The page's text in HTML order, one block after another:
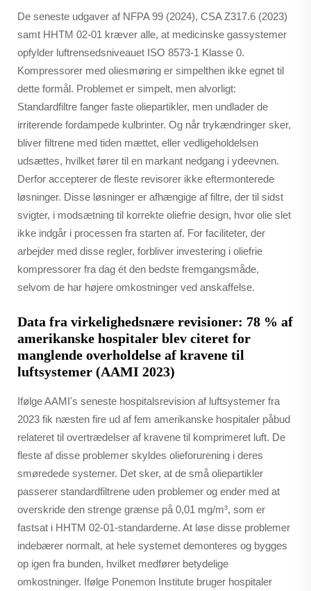
De seneste udgaver af NFPA 99 (2024), CSA Z317.6 (2023)
samt HHTM 02-01 kræver alle, at medicinske gassystemer
opfylder luftrensedsniveauet ISO 8573-1 Klasse 0.
Kompressorer med oliesmøring er simpelthen ikke egnet til
dette formål. Problemet er simpelt, men alvorligt:
Standardfiltre fanger faste oliepartikler, men undlader de
irriterende fordampede kulbrinter. Og når trykændringer sker,
bliver filtrene med tiden mættet, eller vedligeholdelsen
udsættes, hvilket fører til en markant nedgang i ydeevnen.
Derfor accepterer de fleste revisorer ikke eftermonterede
løsninger. Disse løsninger er afhængige af filtre, der til sidst
svigter, i modsætning til korrekte oliefrie design, hvor olie slet
ikke indgår i processen fra starten af. For faciliteter, der
arbejder med disse regler, forbliver investering i oliefrie
kompressorer fra dag ét den bedste fremgangsmåde,
selvom de har højere omkostninger ved anskaffelse.
Data fra virkelighedsnære revisioner: 78 % af
amerikanske hospitaler blev citeret for
manglende overholdelse af kravene til
luftsystemer (AAMI 2023)
Ifølge AAMI's seneste hospitalsrevision af luftsystemer fra
2023 fik næsten fire ud af fem amerikanske hospitaler påbud
relateret til overtrædelser af kravene til komprimeret luft. De
fleste af disse problemer skyldes olieforurening i deres
smøredede systemer. Det sker, at de små oliepartikler
passerer standardfiltrene uden problemer og ender med at
overskride den strenge grænse på 0,01 mg/m³, som er
fastsat i HHTM 02-01-standarderne. At løse disse problemer
indebærer normalt, at hele systemet demonteres og bygges
op igen fra bunden, hvilket medfører betydelige
omkostninger. Ifølge Ponemon Institute bruger hospitaler